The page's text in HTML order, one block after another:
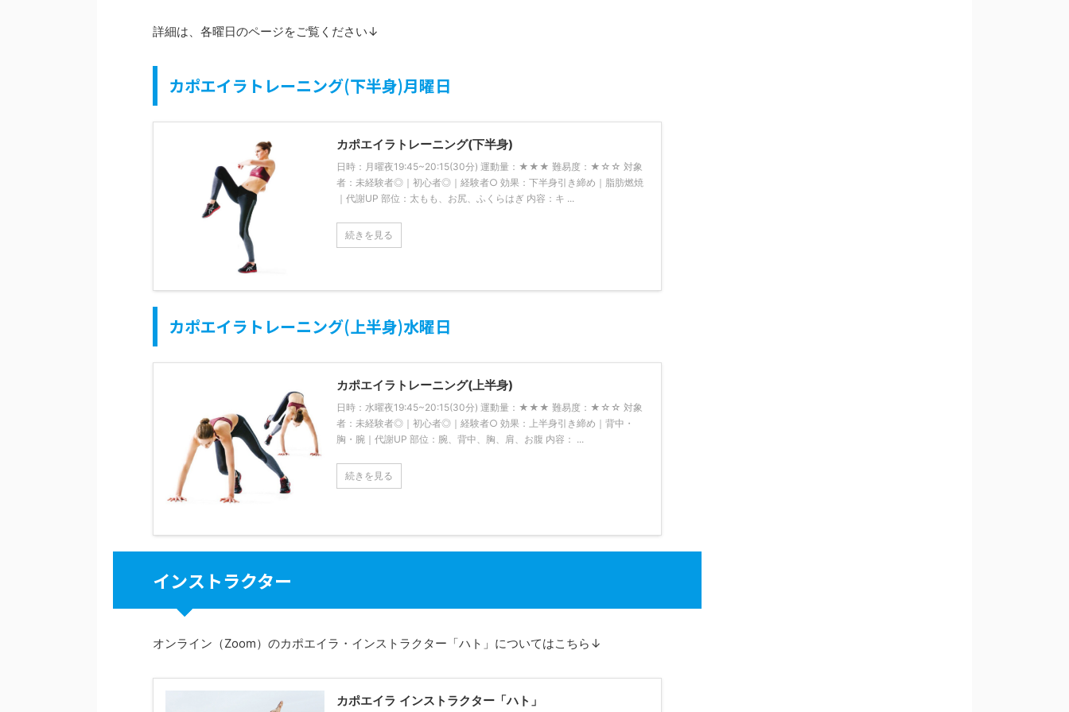
詳細は、各曜日のページをご覧ください↓
カポエイラトレーニング(下半身)月曜日
カポエイラトレーニング(下半身)
日時：月曜夜19:45~20:15(30分) 運動量：★★★ 難易度：★☆☆ 対象
者：未経験者◎｜初心者◎｜経験者○ 効果：下半身引き締め｜脂肪燃焼
｜代謝UP 部位：太もも、お尻、ふくらはぎ 内容：キ ...
続きを見る
カポエイラトレーニング(上半身)水曜日
カポエイラトレーニング(上半身)
日時：水曜夜19:45~20:15(30分) 運動量：★★★ 難易度：★☆☆ 対象
者：未経験者◎｜初心者◎｜経験者○ 効果：上半身引き締め｜背中・
胸・腕｜代謝UP 部位：腕、背中、胸、肩、お腹 内容： ...
続きを見る
インストラクター
オンライン（Zoom）のカポエイラ・インストラクター「ハト」についてはこちら↓
カポエイラ インストラクター「ハト」